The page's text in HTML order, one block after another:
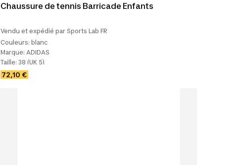
Chaussure de tennis Barricade Enfants
Vendu et expédié par Sports Lab FR
Couleurs: blanc
Marque: ADIDAS
Taille: 38 (UK 5)
72,10 €